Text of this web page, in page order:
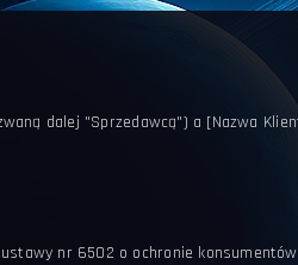
dalej "Sprzedawcą") a [Nazwa
nr 6502 o ochronie